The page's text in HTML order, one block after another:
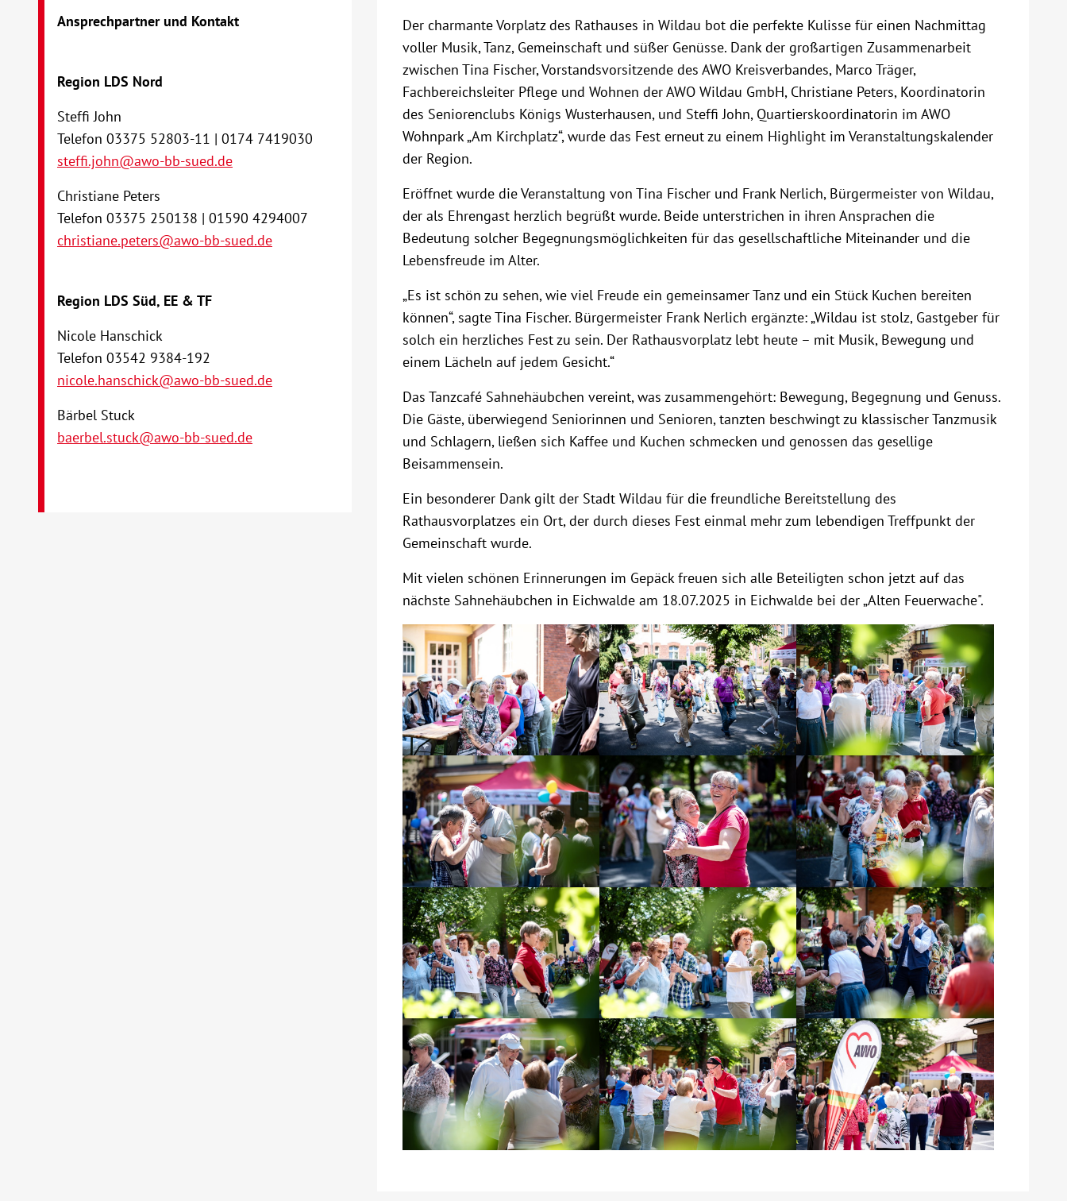
Der charmante Vorplatz des Rathauses in Wildau bot die perfekte Kulisse für einen Nachmittag
voller Musik, Tanz, Gemeinschaft und süßer Genüsse. Dank der großartigen Zusammenarbeit
zwischen Tina Fischer, Vorstandsvorsitzende des AWO Kreisverbandes, Marco Träger,
Fachbereichsleiter Pflege und Wohnen der AWO Wildau GmbH, Christiane Peters, Koordinatorin
des Seniorenclubs Königs Wusterhausen, und Steffi John, Quartierskoordinatorin im AWO
Wohnpark „Am Kirchplatz“, wurde das Fest erneut zu einem Highlight im Veranstaltungskalender
der Region.
Eröffnet wurde die Veranstaltung von Tina Fischer und Frank Nerlich, Bürgermeister von Wildau,
der als Ehrengast herzlich begrüßt wurde. Beide unterstrichen in ihren Ansprachen die
Bedeutung solcher Begegnungsmöglichkeiten für das gesellschaftliche Miteinander und die
Lebensfreude im Alter.
„Es ist schön zu sehen, wie viel Freude ein gemeinsamer Tanz und ein Stück Kuchen bereiten
können“, sagte Tina Fischer. Bürgermeister Frank Nerlich ergänzte: „Wildau ist stolz, Gastgeber für
solch ein herzliches Fest zu sein. Der Rathausvorplatz lebt heute – mit Musik, Bewegung und
einem Lächeln auf jedem Gesicht.“
Das Tanzcafé Sahnehäubchen vereint, was zusammengehört: Bewegung, Begegnung und Genuss.
Die Gäste, überwiegend Seniorinnen und Senioren, tanzten beschwingt zu klassischer Tanzmusik
und Schlagern, ließen sich Kaffee und Kuchen schmecken und genossen das gesellige
Beisammensein.
Ein besonderer Dank gilt der Stadt Wildau für die freundliche Bereitstellung des
Rathausvorplatzes ein Ort, der durch dieses Fest einmal mehr zum lebendigen Treffpunkt der
Gemeinschaft wurde.
Mit vielen schönen Erinnerungen im Gepäck freuen sich alle Beteiligten schon jetzt auf das
nächste Sahnehäubchen in Eichwalde am 18.07.2025 in Eichwalde bei der „Alten Feuerwache".
Ansprechpartner und Kontakt
Region LDS Nord
Steffi John
Telefon 03375 52803-11 | 0174 7419030
steffi.john@awo-bb-sued.de
Christiane Peters
Telefon 03375 250138 | 01590 4294007
christiane.peters@awo-bb-sued.de
Region LDS Süd, EE & TF
Nicole Hanschick
Telefon 03542 9384-192
nicole.hanschick@awo-bb-sued.de
Bärbel Stuck
baerbel.stuck@awo-bb-sued.de